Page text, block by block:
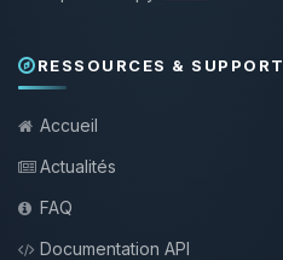
RESSOURCES & SUPPORT
Accueil
Actualités
FAQ
Documentation API